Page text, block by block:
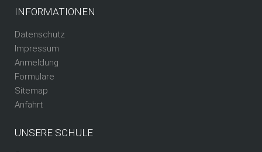
INFORMATIONEN
Datenschutz
Impressum
Anmeldung
Formulare
Sitemap
Anfahrt
UNSERE SCHULE